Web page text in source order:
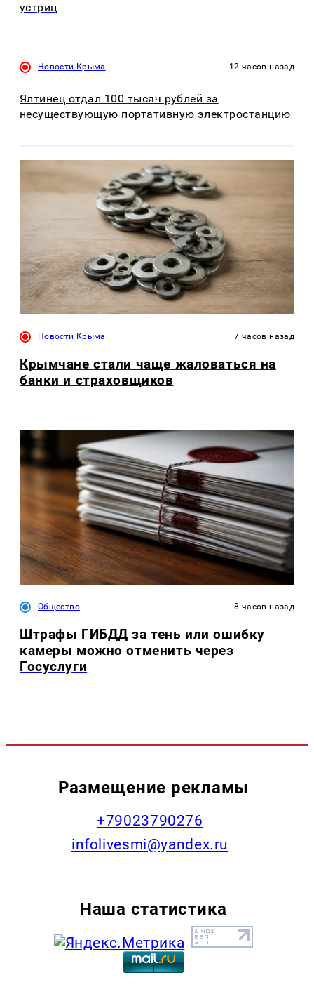
устриц
Новости Крыма 12 часов назад
Ялтинец отдал 100 тысяч рублей за
несуществующую портативную электростанцию
Новости Крыма 7 часов назад
Крымчане стали чаще жаловаться на
банки и страховщиков
Общество 8 часов назад
Штрафы ГИБДД за тень или ошибку
камеры можно отменить через
Госуслуги
Размещение рекламы
+79023790276
infolivesmi@yandex.ru
Наша статистика